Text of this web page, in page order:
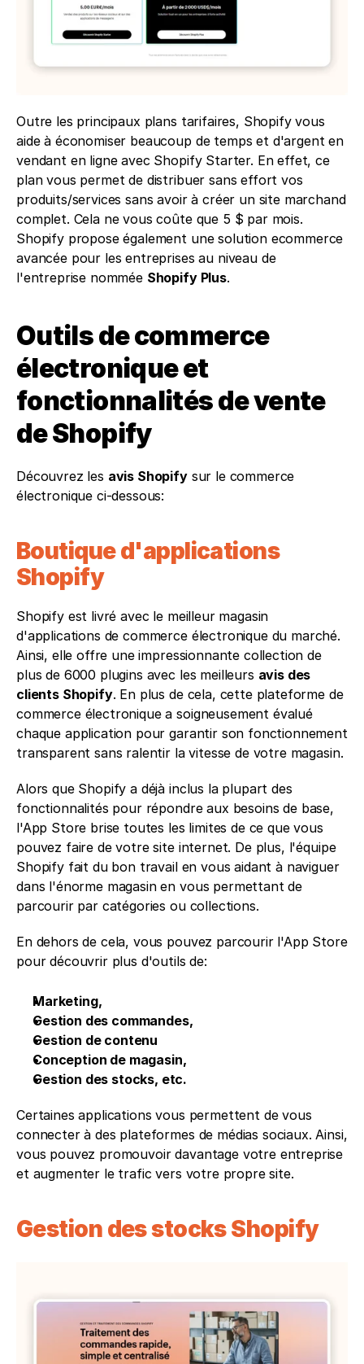
Outre les principaux plans tarifaires, Shopify vous
aide à économiser beaucoup de temps et d'argent en
vendant en ligne avec Shopify Starter. En effet, ce
plan vous permet de distribuer sans effort vos
produits/services sans avoir à créer un site marchand
complet. Cela ne vous coûte que 5 $ par mois.
Shopify propose également une solution ecommerce
avancée pour les entreprises au niveau de
l'entreprise nommée Shopify Plus.
Outils de commerce
électronique et
fonctionnalités de vente
de Shopify
Découvrez les avis Shopify sur le commerce
électronique ci-dessous:
Boutique d'applications
Shopify
Shopify est livré avec le meilleur magasin
d'applications de commerce électronique du marché.
Ainsi, elle offre une impressionnante collection de
plus de 6000 plugins avec les meilleurs avis des
clients Shopify. En plus de cela, cette plateforme de
commerce électronique a soigneusement évalué
chaque application pour garantir son fonctionnement
transparent sans ralentir la vitesse de votre magasin.
Alors que Shopify a déjà inclus la plupart des
fonctionnalités pour répondre aux besoins de base,
l'App Store brise toutes les limites de ce que vous
pouvez faire de votre site internet. De plus, l'équipe
Shopify fait du bon travail en vous aidant à naviguer
dans l'énorme magasin en vous permettant de
parcourir par catégories ou collections.
En dehors de cela, vous pouvez parcourir l'App Store
pour découvrir plus d'outils de:
Marketing,
Gestion des commandes,
Gestion de contenu
Conception de magasin,
Gestion des stocks, etc.
Certaines applications vous permettent de vous
connecter à des plateformes de médias sociaux. Ainsi,
vous pouvez promouvoir davantage votre entreprise
et augmenter le trafic vers votre propre site.
Gestion des stocks Shopify